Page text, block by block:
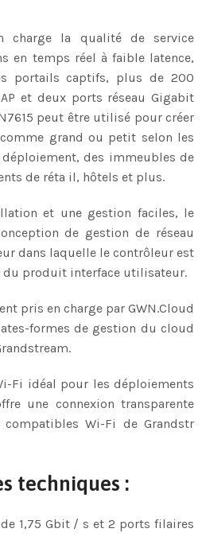
charge la qualité de service
en temps réel à faible latence,
portails captifs, plus de 200
et deux ports réseau Gigabit
peut être utilisé pour créer
grand ou petit selon les
des immeubles de
de réta il, hôtels et plus.
et une gestion faciles, le
de gestion de réseau
dans laquelle le contrôleur est
du produit interface utilisateur.
pris en charge par GWN.Cloud
formes de gestion du cloud
Fi idéal pour les déploiements
une connexion transparente
Wi-Fi de Grandstr
techniques :
1,75 Gbit / s et 2 ports filaires